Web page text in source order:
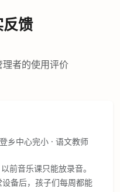
馈
者的使用评价
乡中心完小 · 语文教师
前音乐课只能放录音。
备后，孩子们每周都能